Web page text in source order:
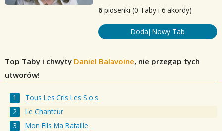
6 piosenki (0 Taby i 6 akordy)
Dodaj Nowy Tab
Top Taby i chwyty Daniel Balavoine, nie przegap tych
utworów!
Tous Les Cris Les S.o.s
Le Chanteur
Mon Fils Ma Bataille